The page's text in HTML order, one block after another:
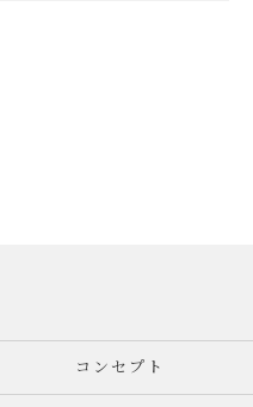
コンセプト